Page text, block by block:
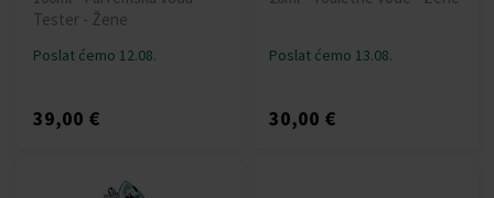
Tester - Žene
Poslat ćemo 12.08.
39,00 €
Poslat ćemo 13.08.
30,00 €